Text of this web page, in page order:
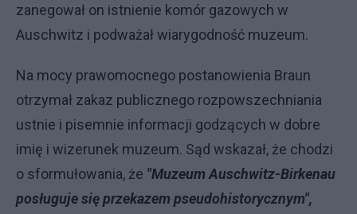
zanegował on istnienie komór gazowych w
Auschwitz i podważał wiarygodność muzeum.
Na mocy prawomocnego postanowienia Braun
otrzymał zakaz publicznego rozpowszechniania
ustnie i pisemnie informacji godzących w dobre
imię i wizerunek muzeum. Sąd wskazał, że chodzi
o sformułowania, że "Muzeum Auschwitz-Birkenau
posługuje się przekazem pseudohistorycznym",